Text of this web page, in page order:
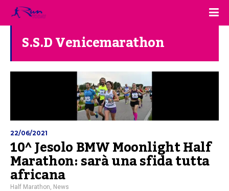
S.S.D Venicemarathon
22/06/2021
10^ Jesolo BMW Moonlight Half
Marathon: sarà una sfida tutta
africana
Half Marathon News